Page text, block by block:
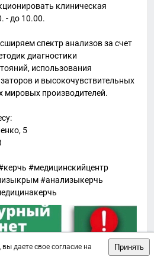
даете свое согласие на
Принять
клиническая
- до 10.00.
спектр анализов за счет
диагностики
использования
и высокочувствительных
мировых производителей.
5
#медицинскийцентр
#анализыкерчь